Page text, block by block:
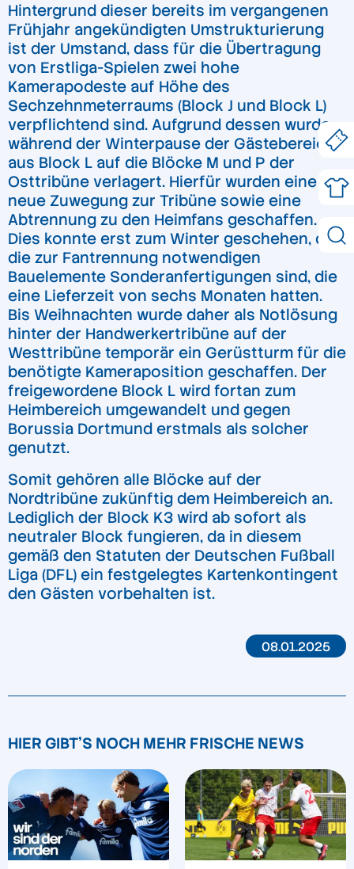
Hintergrund dieser bereits im vergangenen
Frühjahr angekündigten Umstrukturierung
ist der Umstand, dass für die Übertragung
von Erstliga-Spielen zwei hohe
Kamerapodeste auf Höhe des
Sechzehnmeterraums (Block J und Block L)
verpflichtend sind. Aufgrund dessen wurde
während der Winterpause der Gästebereich
aus Block L auf die Blöcke M und P der
Osttribüne verlagert. Hierfür wurden eine
neue Zuwegung zur Tribüne sowie eine
Abtrennung zu den Heimfans geschaffen.
Dies konnte erst zum Winter geschehen, da
die zur Fantrennung notwendigen
Bauelemente Sonderanfertigungen sind, die
eine Lieferzeit von sechs Monaten hatten.
Bis Weihnachten wurde daher als Notlösung
hinter der Handwerkertribüne auf der
Westtribüne temporär ein Gerüstturm für die
benötigte Kameraposition geschaffen. Der
freigewordene Block L wird fortan zum
Heimbereich umgewandelt und gegen
Borussia Dortmund erstmals als solcher
genutzt.
Somit gehören alle Blöcke auf der
Nordtribüne zukünftig dem Heimbereich an.
Lediglich der Block K3 wird ab sofort als
neutraler Block fungieren, da in diesem
gemäß den Statuten der Deutschen Fußball
Liga (DFL) ein festgelegtes Kartenkontingent
den Gästen vorbehalten ist.
08.01.2025
HIER GIBT'S NOCH MEHR FRISCHE NEWS